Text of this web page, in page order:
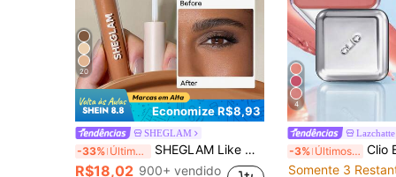
20
Economize R$8,93
SHEGLAM
-33% Últimos 3 dias SHEGLAM Like Magic Corretivo Alta Cobertura 12H-Earth Marca De Beleza CosméTicos Maquiagem Para Mulheres E Meninas
R$18,02 900+ vendido
4
Lazchatte
-3% Últimos 3 dias Clio Bálsamo Essencial para Lábios & Bochechas 03 ROSY BLOW, Brilhante
Somente 3